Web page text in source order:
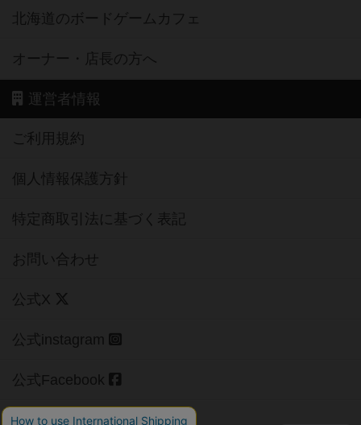
北海道のボードゲームカフェ
オーナー・店長の方へ
運営者情報
ご利用規約
個人情報保護方針
特定商取引法に基づく表記
お問い合わせ
公式X
公式instagram
公式Facebook
公式YouTubeチャンネル